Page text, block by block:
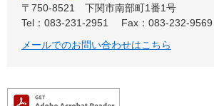
〒750-8521
下関市南部町1番1号
Tel：083-231-2951
Fax：083-232-9569
メールでのお問い合わせはこちら